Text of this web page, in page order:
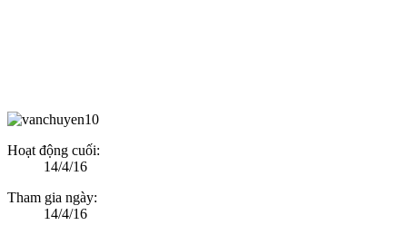
Hoạt động cuối:
14/4/16
Tham gia ngày:
14/4/16